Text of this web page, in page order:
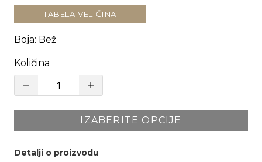
TABELA VELIČINA
Boja: Bež
Količina
IZABERITE OPCIJE
Detalji o proizvodu